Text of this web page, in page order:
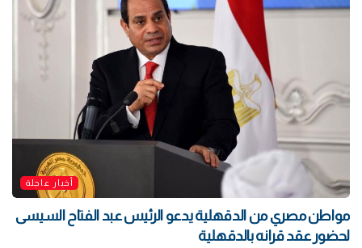
أخبار عاجلة
مواطن مصري من الدقهلية يدعو الرئيس عبد الفتاح السيسى
لحضور عقد قرانه بالدقهلية